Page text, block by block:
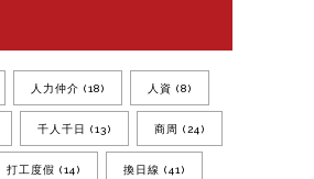
人力仲介 (18) 人資 (8)
千人千日 (13) 商周 (24)
打工度假 (14) 換日線 (41)